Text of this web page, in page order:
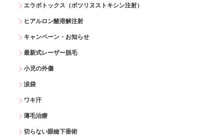
エラボトックス（ボツリヌストキシン注射）
ヒアルロン酸溶解注射
キャンペーン・お知らせ
最新式レーザー脱毛
小児の外傷
涙袋
ワキ汗
薄毛治療
切らない眼瞼下垂術